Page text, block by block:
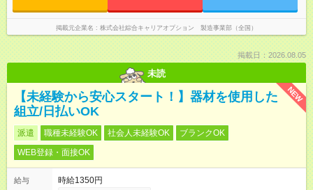
掲載元企業名 株式会社綜合キャリアオプション 製造事業部（全国）
掲載日：2026.08.05
未読
NEW
【未経験から安心スタート！】器材を使用した
組立/日払いOK
派遣 職種未経験OK 社会人未経験OK
ブランクOK
WEB登録・面接OK
給与
時給1350円